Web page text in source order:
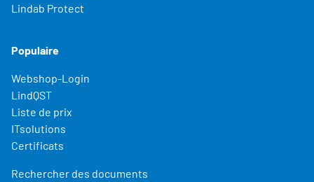
Lindab Protect
Populaire
Webshop-Login
LindQST
Liste de prix
ITsolutions
Certificats
Rechercher des documents